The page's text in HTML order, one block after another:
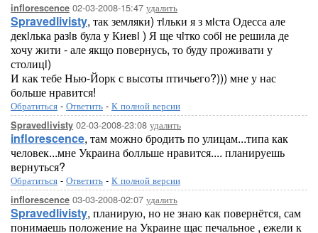
inflorescence 02-03-2008-15:47 удалить
Spravedlivisty, так земляки) тiльки я з мiста Одесса але
декiлька разiв була у Киевi ) Я ще чiтко собi не решила де
хочу жити - але якщо повернусь, то буду проживати у
столицi)
И как тебе Нью-Йорк с высоты птичьего?))) мне у нас
больше нравится!
Обратиться - Ответить - К полной версии
Spravedlivisty 02-03-2008-23:08 удалить
inflorescence, там можно бродить по улицам...типа как
человек...мне Украина болльше нравится.... планируешь
вернуться?
Обратиться - Ответить - К полной версии
inflorescence 03-03-2008-02:07 удалить
Spravedlivisty, планирую, но не знаю как повернётся, сам
понимаешь положение на Украине щас печальное , ежели к